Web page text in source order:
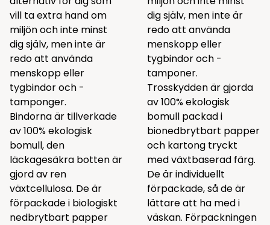
vill ta extra hand om
miljön och inte minst
dig själv, men inte är
redo att använda
menskopp eller
tygbindor och -
tamponger.
Bindorna är tillverkade
av 100% ekologisk
bomull, den
läckagesäkra botten är
gjord av ren
växtcellulosa. De är
förpackade i biologiskt
nedbrytbart papper
dig själv, men inte är
redo att använda
menskopp eller
tygbindor och -
tamponer.
Trosskydden är gjorda
av 100% ekologisk
bomull packad i
bionedbrytbart papper
och kartong tryckt
med växtbaserad färg.
De är individuellt
förpackade, så de är
lättare att ha med i
väskan. Förpackningen